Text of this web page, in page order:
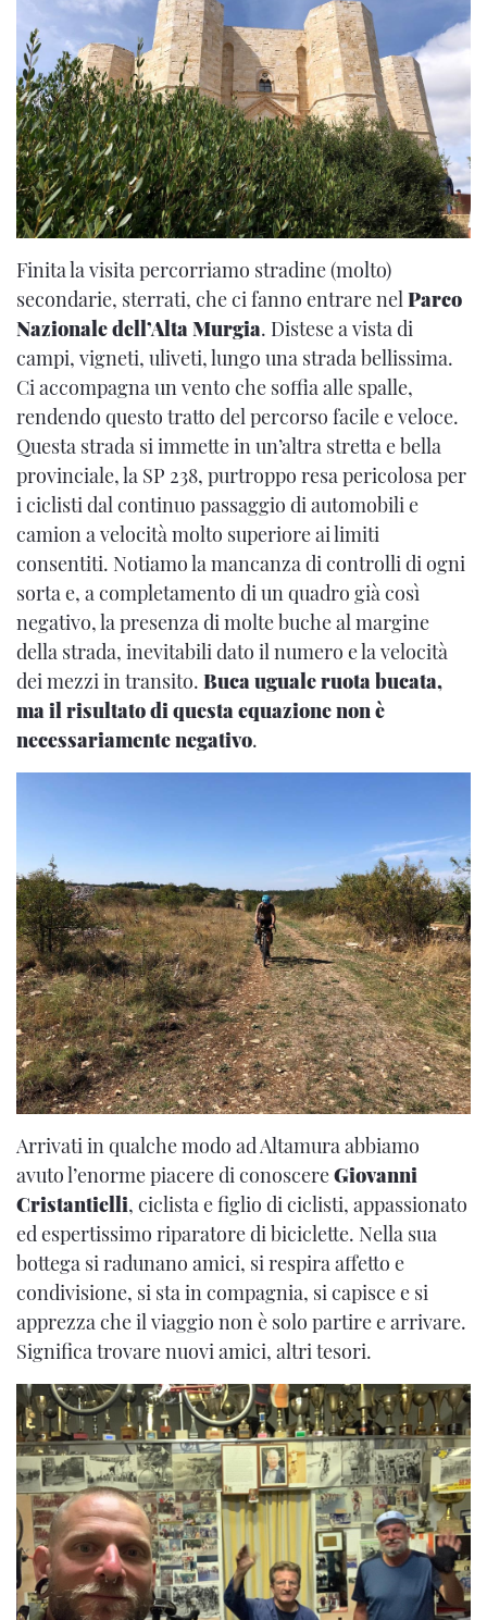
Finita la visita percorriamo stradine (molto)
secondarie, sterrati, che ci fanno entrare nelParco
Nazionale dell’Alta Murgia. Distese a vista di
campi, vigneti, uliveti, lungo una strada bellissima.
Ci accompagna un vento che soffia alle spalle,
rendendo questo tratto del percorso facile e veloce.
Questa strada si immette in un’altra stretta e bella
provinciale, la SP 238, purtroppo resa pericolosa per
i ciclisti dal continuo passaggio di automobili e
camion a velocità molto superiore ai limiti
consentiti. Notiamo la mancanza di controlli di ogni
sorta e, a completamento di un quadro già così
negativo, la presenza di molte buche al margine
della strada, inevitabili dato il numero e la velocità
dei mezzi in transito. Buca uguale ruota bucata,
ma il risultato di questa equazione non è
necessariamente negativo.
Arrivati in qualche modo ad Altamura abbiamo
avuto l’enorme piacere di conoscereGiovanni
Cristantielli, ciclista e figlio di ciclisti, appassionato
ed espertissimo riparatore di biciclette. Nella sua
bottega si radunano amici, si respira affetto e
condivisione, si sta in compagnia, si capisce e si
apprezza che il viaggio non è solo partire e arrivare.
Significa trovare nuovi amici, altri tesori.